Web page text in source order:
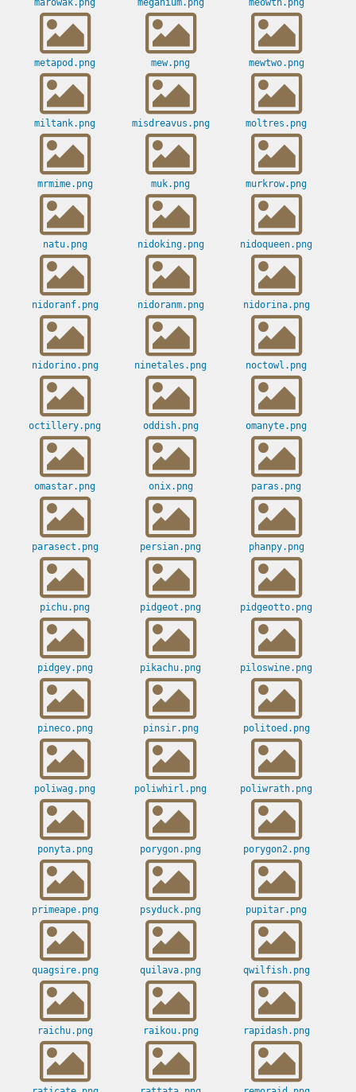
marowak.png meganium.png meowth.png
metapod.png mew.png mewtwo.png
miltank.png misdreavus.png moltres.png
mrmime.png muk.png murkrow.png
natu.png nidoking.png nidoqueen.png
nidoranf.png nidoranm.png nidorina.png
nidorino.png ninetales.png noctowl.png
octillery.png oddish.png omanyte.png
omastar.png onix.png paras.png
parasect.png persian.png phanpy.png
pichu.png pidgeot.png pidgeotto.png
pidgey.png pikachu.png piloswine.png
pineco.png pinsir.png politoed.png
poliwag.png poliwhirl.png poliwrath.png
ponyta.png porygon.png porygon2.png
primeape.png psyduck.png pupitar.png
quagsire.png quilava.png qwilfish.png
raichu.png raikou.png rapidash.png